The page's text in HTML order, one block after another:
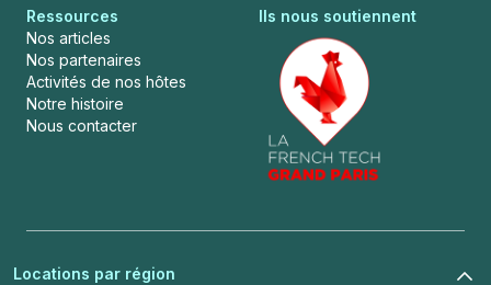
Ressources
Nos articles
Nos partenaires
Activités de nos hôtes
Notre histoire
Nous contacter
Ils nous soutiennent
Locations par région